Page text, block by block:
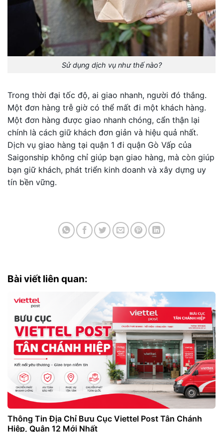
Sử dụng dịch vụ như thế nào?
Trong thời đại tốc độ, ai giao nhanh, người đó thắng.
Một đơn hàng trễ giờ có thể mất đi một khách hàng.
Một đơn hàng được giao nhanh chóng, cẩn thận lại
chính là cách giữ khách đơn giản và hiệu quả nhất.
Dịch vụ giao hàng tại quận 1 đi quận Gò Vấp của
Saigonship không chỉ giúp bạn giao hàng, mà còn giúp
bạn giữ khách, phát triển kinh doanh và xây dựng uy
tín bền vững.
Bài viết liên quan:
Thông Tin Địa Chỉ Bưu Cục Viettel Post Tân Chánh
Hiệp, Quận 12 Mới Nhất